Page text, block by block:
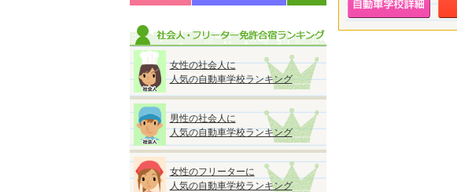
女性の社会人に
人気の自動車学校ランキング
男性の社会人に
人気の自動車学校ランキング
女性のフリーターに
人気の自動車学校ランキング